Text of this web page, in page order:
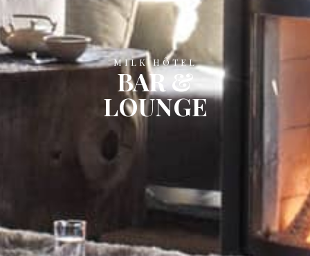
MILK HÔTEL
BAR &
LOUNGE